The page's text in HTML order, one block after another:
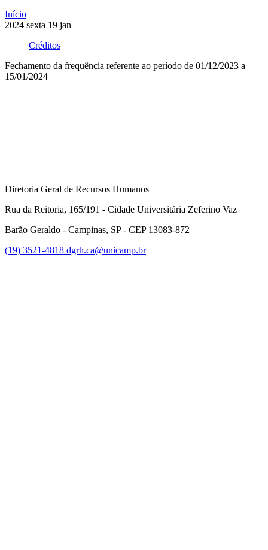
Início
2024 sexta 19 jan
Créditos
Fechamento da frequência referente ao período de 01/12/2023 a
15/01/2024
Diretoria Geral de Recursos Humanos
Rua da Reitoria, 165/191 - Cidade Universitária Zeferino Vaz
Barão Geraldo - Campinas, SP - CEP 13083-872
(19) 3521-4818 dgrh.ca@unicamp.br